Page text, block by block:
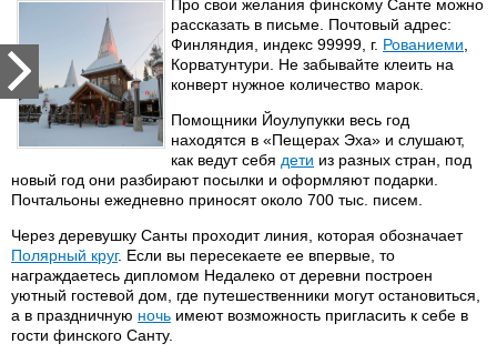
Про свои желания финскому Санте можно
рассказать в письме. Почтовый адрес:
Финляндия, индекс 99999, г. Рованиеми
Корватунтури. Не забывайте клеить на
конверт нужное количество марок.
Помощники Йоулупукки весь год
находятся в «Пещерах Эха» и слушают,
как ведут себя дети из разных стран, под
новый год они разбирают посылки и оформляют подарки.
Почтальоны ежедневно приносят около 700 тыс. писем.
Через деревушку Санты проходит линия, которая обозначает
Полярный круг. Если вы пересекаете ее впервые, то
награждаетесь дипломом Недалеко от деревни построен
уютный гостевой дом, где путешественники могут остановиться,
а в праздничную ночь имеют возможность пригласить к себе в
гости финского Санту.